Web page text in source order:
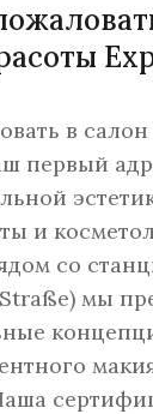
в
первый
и
со
мы